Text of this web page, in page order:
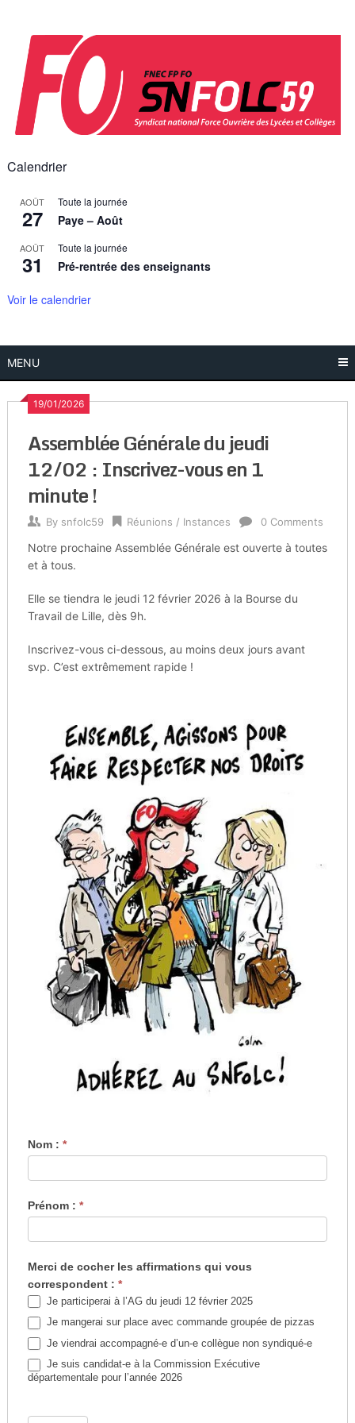
content
Calendrier
AOÛT
27
Toute la journée
Paye – Août
AOÛT
31
Toute la journée
Pré-rentrée des enseignants
Voir le calendrier
MENU
19/01/2026
Assemblée Générale du jeudi
12/02 : Inscrivez-vous en 1
minute !
By snfolc59 Réunions / Instances 0 Comments
Notre prochaine Assemblée Générale est ouverte à toutes
et à tous.
Elle se tiendra le jeudi 12 février 2026 à la Bourse du
Travail de Lille, dès 9h.
Inscrivez-vous ci-dessous, au moins deux jours avant
svp. C’est extrêmement rapide !
Assemblée
Générale
jeudi
février
Nom : *
Prénom : *
Merci de cocher les affirmations qui vous
correspondent : *
Je participerai à l’AG du jeudi 12 février 2025
Je mangerai sur place avec commande groupée de pizzas
Je viendrai accompagné-e d’un-e collègue non syndiqué-e
Je suis candidat-e à la Commission Exécutive
départementale pour l’année 2026